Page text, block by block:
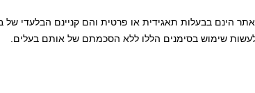
הינם בבעלות תאגידית או פרטית והם קניינם הבלעדי של
שימוש בסימנים הללו ללא הסכמתם של אותם בעלים.